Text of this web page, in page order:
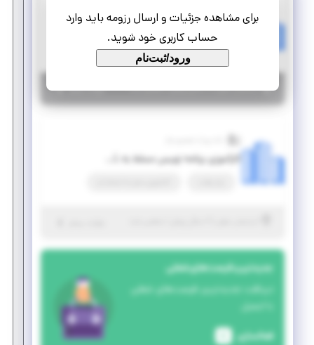
برای مشاهده جزئیات و ارسال رزومه باید وارد
حساب کاربری خود شوید.
ورود/ثبت‌نام
تمام وقت پاره وقت
آذربایجان شرقی |۶ سال پیش | منقضی شده جزئیات بیشتر
جدیدترین فرصت‌های شغلی
دریافت جدیدترین فرصت‌های شغلی
با ایمیل
فعالسازی